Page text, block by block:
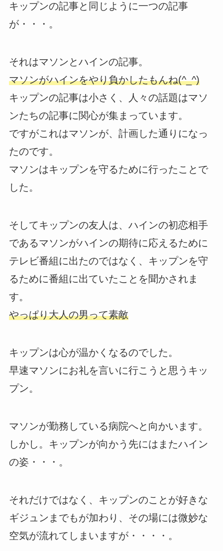
キップンの記事と同じように一つの記事
が・・・。
それはマソンとハインの記事。
マソンがハインをやり負かしたもんね(^_^)
キップンの記事は小さく、人々の話題はマソ
ンたちの記事に関心が集まっています。
ですがこれはマソンが、計画した通りになっ
たのです。
マソンはキップンを守るために行ったことで
した。
そしてキップンの友人は、ハインの初恋相手
であるマソンがハインの期待に応えるために
テレビ番組に出たのではなく、キップンを守
るために番組に出ていたことを聞かされま
す。
やっぱり大人の男って素敵
キップンは心が温かくなるのでした。
早速マソンにお礼を言いに行こうと思うキッ
プン。
マソンが勤務している病院へと向かいます。
しかし。キップンが向かう先にはまたハイン
の姿・・・。
それだけではなく、キップンのことが好きな
ギジュンまでもが加わり、その場には微妙な
空気が流れてしまいますが・・・・。